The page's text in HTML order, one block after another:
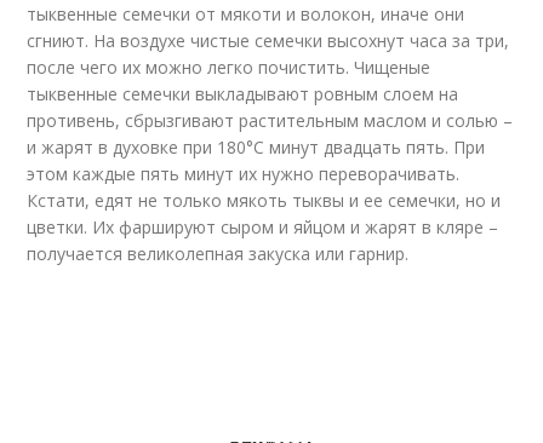
тыквенные семечки от мякоти и волокон, иначе они
сгниют. На воздухе чистые семечки высохнут часа за три,
после чего их можно легко почистить. Чищеные
тыквенные семечки выкладывают ровным слоем на
противень, сбрызгивают растительным маслом и солью –
и жарят в духовке при 180°С минут двадцать пять. При
этом каждые пять минут их нужно переворачивать.
Кстати, едят не только мякоть тыквы и ее семечки, но и
цветки. Их фаршируют сыром и яйцом и жарят в кляре –
получается великолепная закуска или гарнир.